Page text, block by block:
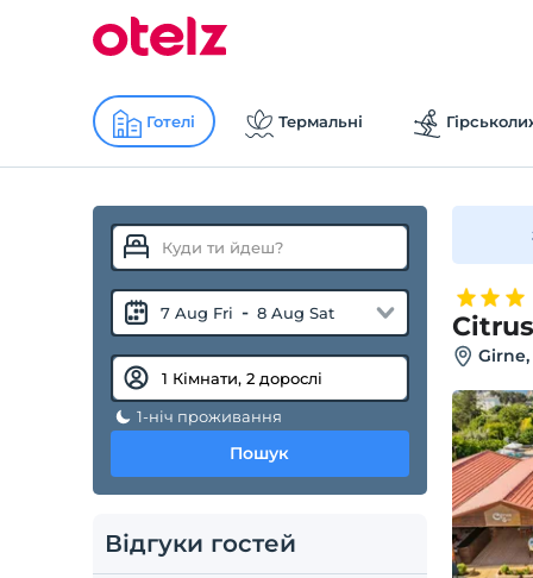
Готелі Термальні
7 Aug Fri - 8 Aug Sat
1-ніч проживання
Пошук
Відгуки гостей
Girne,